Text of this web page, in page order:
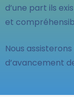
d’une part ils
et
Nous
d’avancement